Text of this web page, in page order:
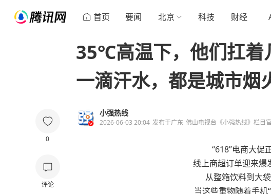
首页 要闻 北京 科技 财经
0
评论
35℃高温下，他们扛着
一滴汗水，都是城市烟
小强热线
2026-06-03 20:04 发布于广东 佛山电视台《小强热线》栏目
“618”电商大促
线上商超订单迎来爆
从整箱饮料到大袋
当这些重物随着手机